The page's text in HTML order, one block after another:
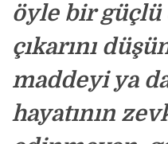
öyle bir
çıkarını
maddeyi ya
hayatının